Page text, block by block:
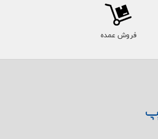
فروش عمده